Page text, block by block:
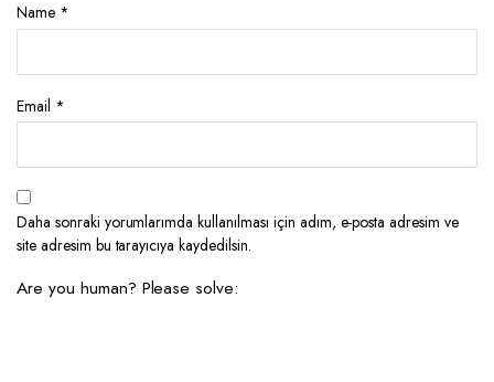
Name *
Email *
Daha sonraki yorumlarımda kullanılması için adım, e-posta adresim ve
site adresim bu tarayıcıya kaydedilsin.
Are you human? Please solve: